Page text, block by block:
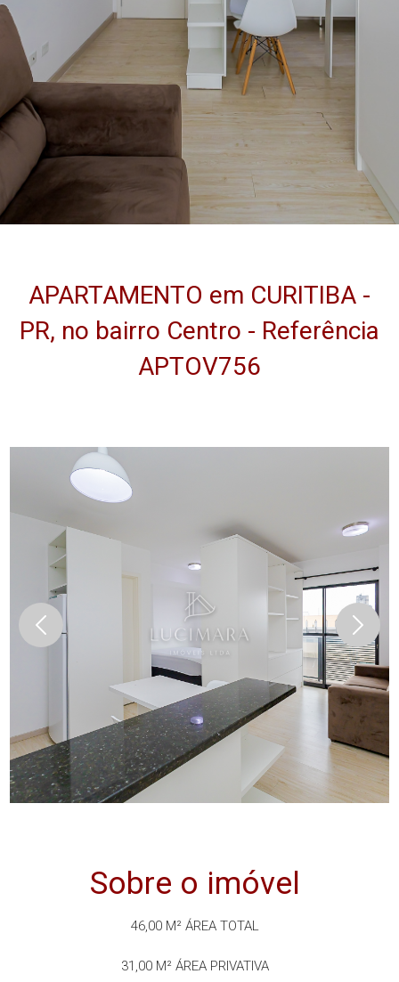
APARTAMENTO em CURITIBA -
PR, no bairro Centro - Referência
APTOV756
Sobre o imóvel
46,00 M² ÁREA TOTAL
31,00 M² ÁREA PRIVATIVA